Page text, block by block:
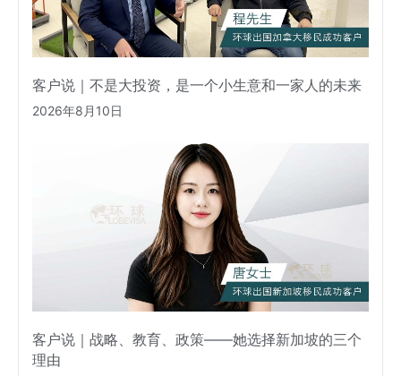
客户说｜不是大投资，是一个小生意和一家人的未来
2026年8月10日
客户说｜战略、教育、政策——她选择新加坡的三个
理由